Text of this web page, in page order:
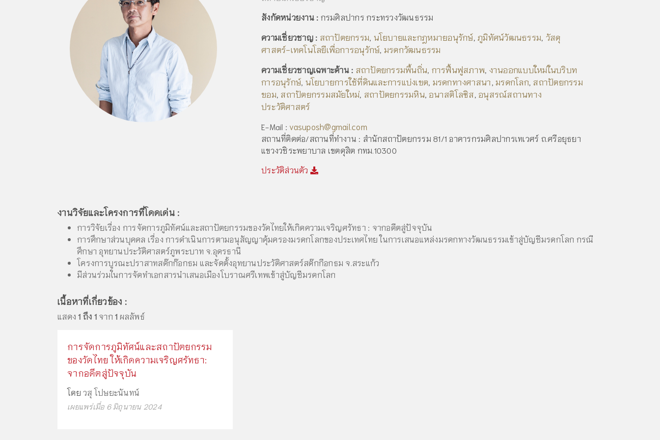
สังกัดหน่วยงาน : กรมศิลปากร กระทรวงวัฒนธรรม
ความเชี่ยวชาญ : สถาปัตยกรรม นโยบายและกฎหมายอนุรักษ์ ภูมิทัศน์วัฒนธรรม วัสดุ
ศาสตร์-เทคโนโลยีเพื่อการอนุรักษ์ มรดกวัฒนธรรม
ความเชี่ยวชาญเฉพาะด้าน : สถาปัตยกรรมพื้นถิ่น การฟื้นฟูสภาพ งานออกแบบใหม่ในบริบท
การอนุรักษ์ นโยบายการใช้ที่ดินและการแบ่งเขต มรดกทางศาสนา มรดกโลก, สถาปัตยกรรม
ขอม สถาปัตยกรรมสมัยใหม่ สถาปัตยกรรมหิน ,อนาสติโลซิส อนุสรณ์สถานทาง
ประวัติศาสตร์
E-Mail : vasuposh@gmail.com
สถานที่ติดต่อ/สถานที่ทำงาน : สำนักสถาปัตยกรรม 81/1 อาคารกรมศิลปากรเทเวศร์ ถ.ศรีอยุธยา
แขวงวชิระพยาบาล เขตดุสิต กทม.10300
ประวัติส่วนตัว
งานวิจัยและโครงการที่โดดเด่น :
การวิจัยเรื่อง การจัดการภูมิทัศน์และสถาปัตยกรรมของวัดไทยให้เกิดความเจริญศรัทธา : จากอดีตสู่ปัจจุบัน
การศึกษาส่วนบุคคล เรื่อง การดำเนินการตามอนุสัญญาคุ้มครองมรดกโลกของประเทศไทย ในการเสนอแหล่งมรดกทางวัฒนธรรมเข้าสู่บัญชีมรดกโลก กรณี
ศึกษา อุทยานประวัติศาสตร์ภูพระบาท จ.อุดรธานี
โครงการบูรณะปราสาทสด๊กก๊อกธม และจัดตั้งอุทยานประวัติศาสตร์สด๊กกีอกธม จ.สระแก้ว
มีส่วนร่วมในการจัดทำเอกสารนำเสนอเมืองโบราณศรีเทพเข้าสู่บัญชีมรดกโลก
เนื้อหาที่เกี่ยวข้อง :
แสดง1 ถึง 1จาก1 ผลลัพธ์
การจัดการภูมิทัศน์และสถาปัตยกรรม
ของวัดไทย ให้เกิดความเจริญศรัทธา:
จากอดีตสู่ปัจจุบัน
โดย วสุ โปษยะนันทน์
เผยแพร่เมื่อ 6 มิถุนายน 2024